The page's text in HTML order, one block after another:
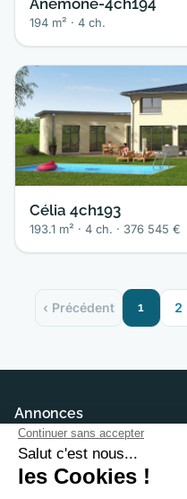
194 m² · 4 ch.
Célia 4ch193
193.1 m² · 4 ch. · 376 545 €
‹ Précédent 1 2
Annonces
Maisons neuves
Terrains à construire